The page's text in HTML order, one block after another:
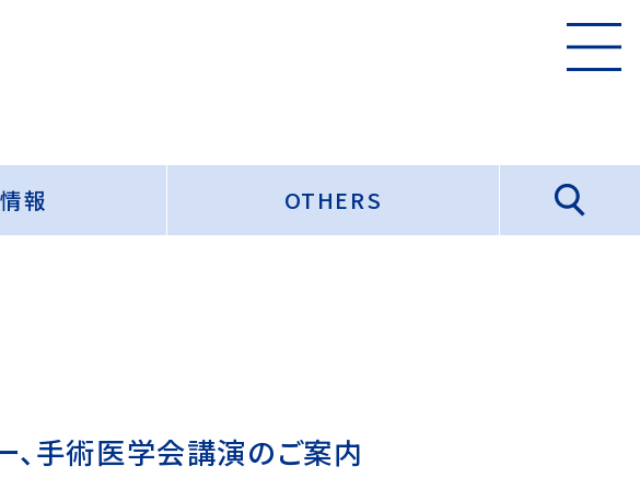
報 OTHERS
手術医学会講演のご案内